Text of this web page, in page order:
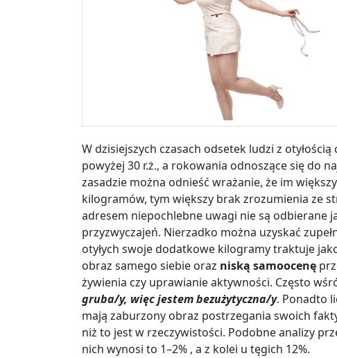
W dzisiejszych czasach odsetek ludzi z
powyżej 30 r.ż., a rokowania odnoszące się do
zasadzie można odnieść wrażanie, że im
kilogramów, tym większy brak zrozumienia ze
adresem niepochlebne uwagi nie są odbierane
przyzwyczajeń. Nierzadko można uzyskać
otyłych swoje dodatkowe kilogramy traktuje
obraz samego siebie oraz niską samoocenę
żywienia czy uprawianie aktywności. Często
gruba/y, więc jestem bezużytyczna/y. Ponadto
mają zaburzony obraz postrzegania swoich
niż to jest w rzeczywistości. Podobne analizy
nich wynosi to 1–2% , a z kolei u tęgich 12%.